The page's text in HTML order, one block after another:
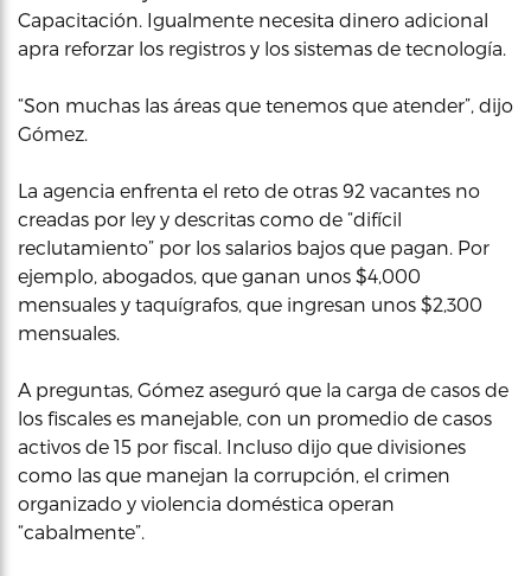
Capacitación. Igualmente necesita dinero adicional
apra reforzar los registros y los sistemas de tecnología.
“Son muchas las áreas que tenemos que atender”, dijo
Gómez.
La agencia enfrenta el reto de otras 92 vacantes no
creadas por ley y descritas como de “difícil
reclutamiento” por los salarios bajos que pagan. Por
ejemplo, abogados, que ganan unos $4,000
mensuales y taquígrafos, que ingresan unos $2,300
mensuales.
A preguntas, Gómez aseguró que la carga de casos de
los fiscales es manejable, con un promedio de casos
activos de 15 por fiscal. Incluso dijo que divisiones
como las que manejan la corrupción, el crimen
organizado y violencia doméstica operan
“cabalmente”.